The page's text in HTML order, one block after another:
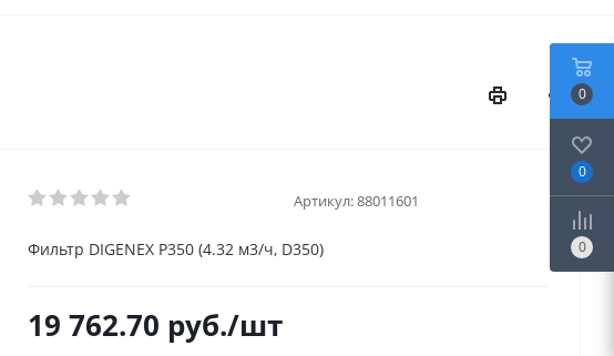
Артикул:88011601
Фильтр DIGENEX P350 (4.32 м3/ч, D350)
19 762.70 руб./шт
0
0
0